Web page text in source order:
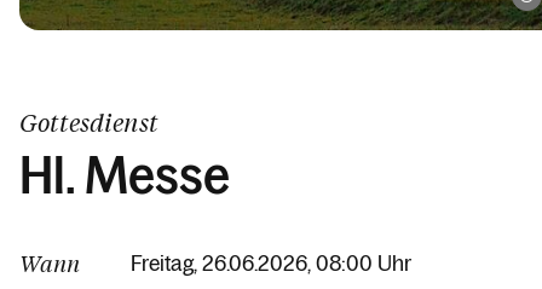
Gottesdienst
Hl. Messe
Wann Freitag, 26.06.2026, 08:00 Uhr